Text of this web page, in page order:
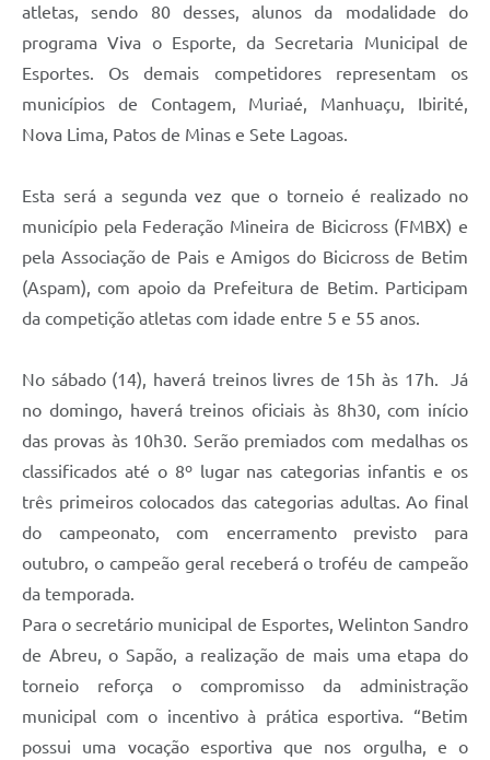
atletas, sendo 80 desses, alunos da modalidade do
programa Viva o Esporte, da Secretaria Municipal de
Esportes. Os demais competidores representam os
municípios de Contagem, Muriaé, Manhuaçu, Ibirité,
Nova Lima, Patos de Minas e Sete Lagoas.
Esta será a segunda vez que o torneio é realizado no
município pela Federação Mineira de Bicicross (FMBX) e
pela Associação de Pais e Amigos do Bicicross de Betim
(Aspam), com apoio da Prefeitura de Betim. Participam
da competição atletas com idade entre 5 e 55 anos.
No sábado (14), haverá treinos livres de 15h às 17h. Já
no domingo, haverá treinos oficiais às 8h30, com início
das provas às 10h30. Serão premiados com medalhas os
classificados até o 8º lugar nas categorias infantis e os
três primeiros colocados das categorias adultas. Ao final
do campeonato, com encerramento previsto para
outubro, o campeão geral receberá o troféu de campeão
da temporada.
Para o secretário municipal de Esportes, Welinton Sandro
de Abreu, o Sapão, a realização de mais uma etapa do
torneio reforça o compromisso da administração
municipal com o incentivo à prática esportiva. “Betim
possui uma vocação esportiva que nos orgulha, e o